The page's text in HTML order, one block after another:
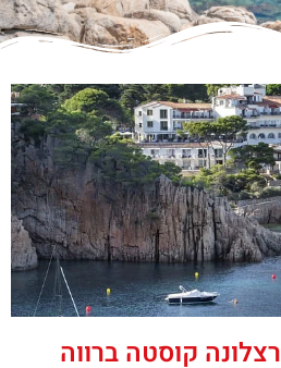
קוסטה ברווה